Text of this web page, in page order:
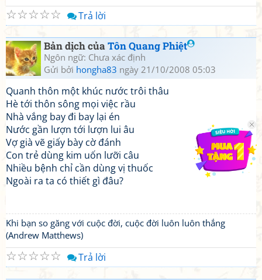
☆
☆
☆
☆
☆ Trả lời
Bản dịch củaTôn Quang Phiệt
Ngôn ngữ: Chưa xác định
Gửi bởi hongha83 ngày 21/10/2008 05:03
Quanh thôn một khúc nước trôi thâu
Hè tới thôn sông mọi việc rầu
Nhà vắng bay đi bay lại én
Nước gần lượn tới lượn lui âu
Vợ già vẽ giấy bày cờ đánh
Con trẻ dùng kim uốn lưỡi câu
Nhiều bệnh chỉ cần dùng vị thuốc
Ngoài ra ta có thiết gì đâu?
Khi bạn so găng với cuộc đời, cuộc đời luôn luôn thắng
(Andrew Matthews)
☆
☆
☆
☆
☆ Trả lời